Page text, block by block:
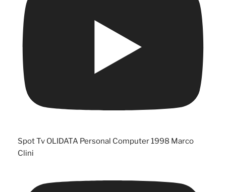
Spot Tv OLIDATA Personal Computer 1998 Marco
Clini